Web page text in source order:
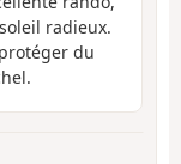
radieux.
du